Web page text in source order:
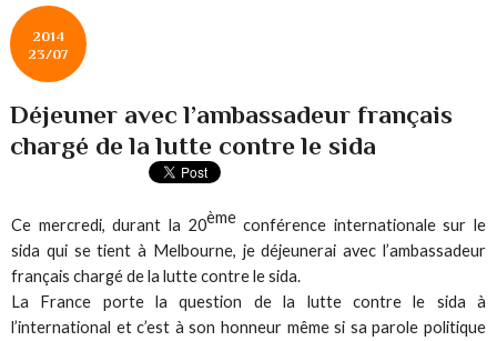
2014
23/07
Déjeuner avec l’ambassadeur français
chargé de la lutte contre le sida
Ce mercredi, durant la 20èmeconférence internationale sur le
sida qui se tient à Melbourne, je déjeunerai avec l’ambassadeur
français chargé de la lutte contre le sida.
La France porte la question de la lutte contre le sida à
l’international et c’est à son honneur même si sa parole politique